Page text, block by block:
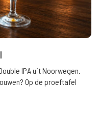
IPA uit Noorwegen.
Op de proeftafel